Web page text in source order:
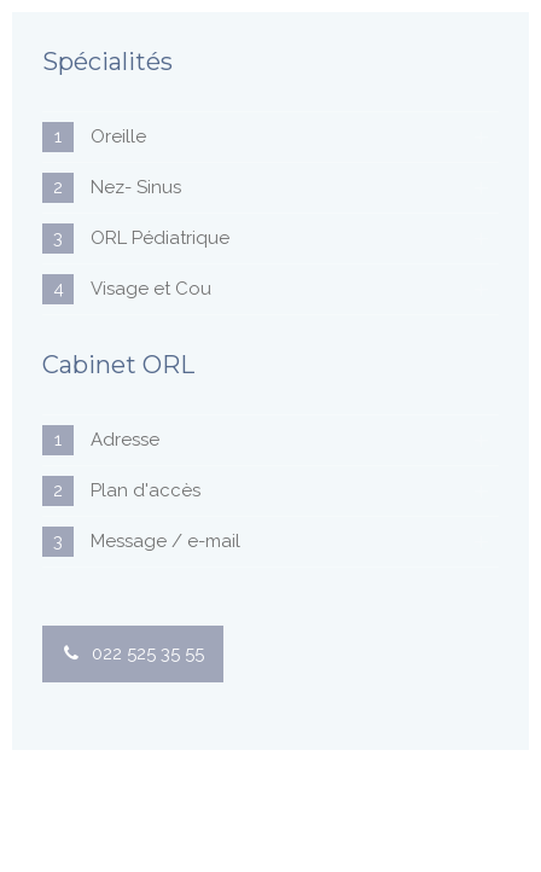
Spécialités
1 Oreille
2 Nez- Sinus
3 ORL Pédiatrique
4 Visage et Cou
Cabinet ORL
1 Adresse
2 Plan d'accès
3 Message / e-mail
022 525 35 55